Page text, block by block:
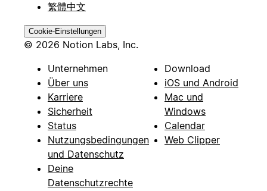
繁體中文
Cookie-Einstellungen
© 2026 Notion Labs, Inc.
Unternehmen
Über uns
Karriere
Sicherheit
Status
Nutzungsbedingungen
und Datenschutz
Deine
Datenschutzrechte
Download
iOS und Android
Mac und
Windows
Calendar
Web Clipper